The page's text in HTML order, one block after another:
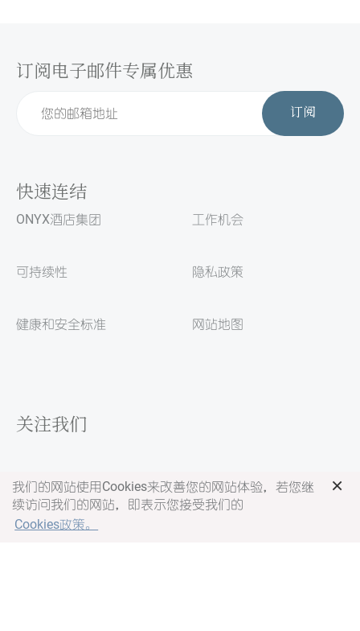
我们的网站使用Cookies来改善您的网站体验，若您继
续访问我们的网站，即表示您接受我们的
Cookies政策。
×
订阅电子邮件专属优惠
订阅
快速连结
ONYX酒店集团
可持续性
健康和安全标准
工作机会
隐私政策
网站地图
关注我们